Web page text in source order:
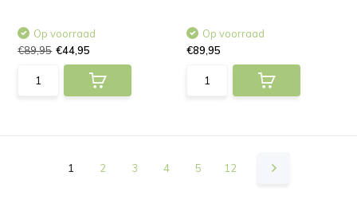
Op voorraad
€89,95 €44,95
Op voorraad
€89,95
1 2 3 4 5 12